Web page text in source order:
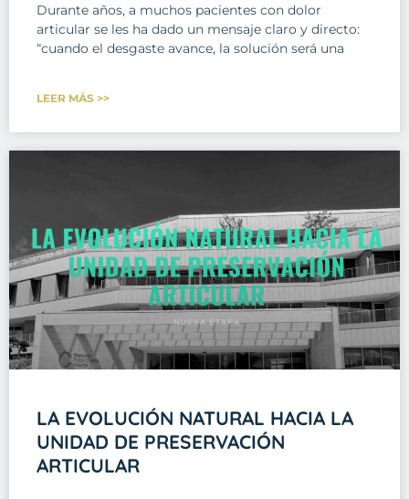
Durante años, a muchos pacientes con dolor
articular se les ha dado un mensaje claro y directo:
“cuando el desgaste avance, la solución será una
LEER MÁS >>
LA EVOLUCIÓN NATURAL HACIA LA
UNIDAD DE PRESERVACIÓN
ARTICULAR